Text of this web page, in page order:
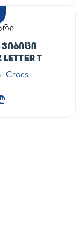
ᲯᲘᲑᲘᲪᲘ
T
Crocs